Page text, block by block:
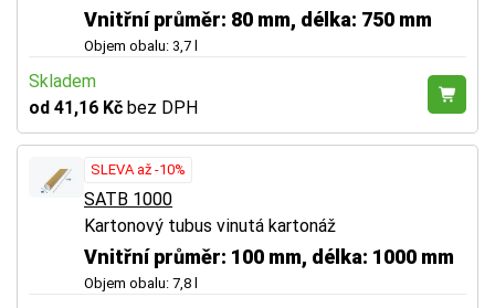
Vnitřní průměr: 80 mm, délka: 750 mm
Objem obalu: 3,7 l
Skladem
od 41,16 Kč bez DPH
SLEVA až -10%
SATB 1000
Kartonový tubus vinutá kartonáž
Vnitřní průměr: 100 mm, délka: 1000 mm
Objem obalu: 7,8 l